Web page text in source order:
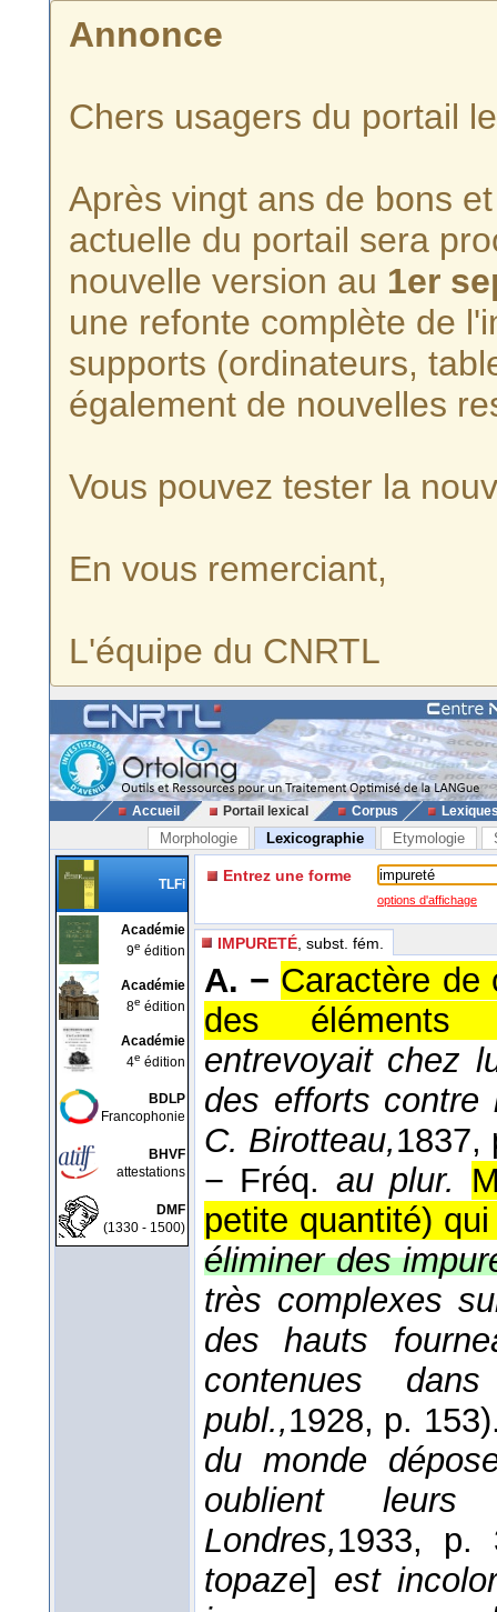
Annonce
Chers usagers du portail
Après vingt ans de bons
actuelle du portail sera
nouvelle version au 1er
une refonte complète de
supports (ordinateurs,
également de nouvelles
Vous pouvez tester la
En vous remerciant,
L'équipe du CNRTL
Accueil Portail lexical Corpus
Morphologie Lexicographie Etymologie
TLFi
Académie
9e édition
Académie
8e édition
Académie
4e édition
BDLP
Francophonie
BHVF
attestations
DMF
(1330 - 1500)
Entrez une forme
options d'affichage
IMPURETÉ , subst. fém.
A. − Caractère de
des éléments
entrevoyait chez
des efforts
C. Birotteau,1837,
− Fréq. au plur.
petite quantité)
éliminer des
très complexes
des hauts
contenues
publ.,1928, p.
du monde
oublient
Londres,1933, p.
topaze] est